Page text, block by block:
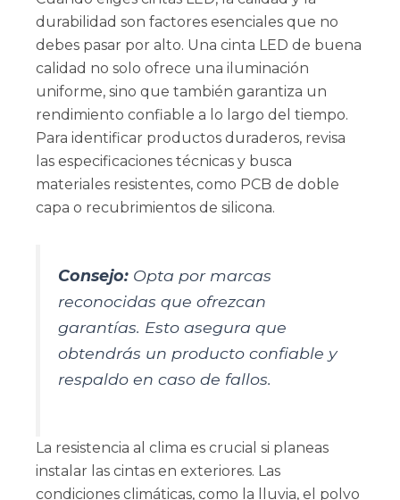
durabilidad son factores esenciales que no
debes pasar por alto. Una cinta LED de buena
calidad no solo ofrece una iluminación
uniforme, sino que también garantiza un
rendimiento confiable a lo largo del tiempo.
Para identificar productos duraderos, revisa
las especificaciones técnicas y busca
materiales resistentes, como PCB de doble
capa o recubrimientos de silicona.
Consejo:Opta por marcas
reconocidas que ofrezcan
garantías. Esto asegura que
obtendrás un producto confiable y
respaldo en caso de fallos.
La resistencia al clima es crucial si planeas
instalar las cintas en exteriores. Las
condiciones climáticas, como la lluvia, el polvo